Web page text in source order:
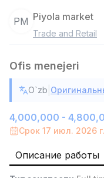
6,000,000 -
ASIAN
Full time job
Работник склада
PM Piyola market
Trade and Retail
Ofis menejeri
O`zb
4,000,000 -
Срок 17 июл. 2026 г.
Описание работы